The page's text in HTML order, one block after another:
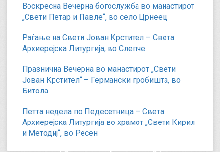
Воскресна Вечерна богослужба во манастирот
„Свети Петар и Павле“, во село Црнеец
Раѓање на Свети Јован Крстител – Света
Архиерејска Литургија, во Слепче
Празнична Вечерна во манастирот „Свети
Јован Крстител“ – Германски гробишта, во
Битола
Петта недела по Педесетница – Света
Архиерејска Литургија во храмот „Свети Кирил
и Методиј“, во Ресен